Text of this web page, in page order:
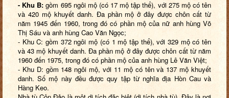
- Khu B: gồm 695 ngôi mộ (có 17 mộ tập thể), với 275 mộ có tên
và 420 mộ khuyết danh. Đa phần mộ ở đây được chôn cất từ
năm 1945 đến 1960, trong đó có phần mộ của nữ anh hùng Võ
Thị Sáu và anh hùng Cao Văn Ngọc;
- Khu C: gồm 372 ngôi mộ (có 1 mộ tập thể), với 329 mộ có tên
và 43 mộ khuyết danh. Đa phần mộ ở đây được chôn cất từ năm
1960 đến 1975, trong đó có phần mộ của anh hùng Lê Văn Việt;
- Khu D: gồm 148 ngôi mộ, với 11 mộ có tên và 137 mộ khuyết
danh. Số mộ này đều được quy tập từ nghĩa địa Hòn Cau và
Hàng Keo.